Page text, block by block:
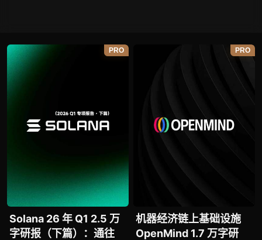
PRO
Solana 26 年 Q1 2.5 万
字研报（下篇）：通往
PRO
机器经济链上基础设施
OpenMind 1.7 万字研